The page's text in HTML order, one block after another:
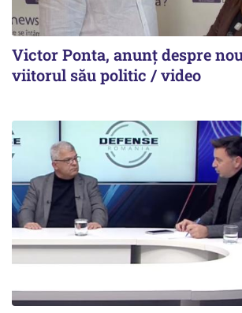
Victor Ponta, anunț despre
viitorul său politic / video